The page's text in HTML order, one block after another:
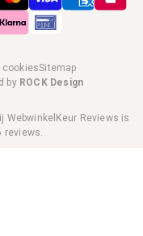
cookiesSitemap
by ROCK Design
WebwinkelKeur Reviews is
reviews.